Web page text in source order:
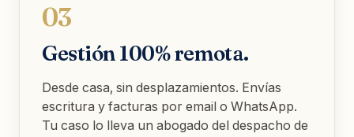
03
Gestión 100% remota.
Desde casa, sin desplazamientos. Envías
escritura y facturas por email o WhatsApp.
Tu caso lo lleva un abogado del despacho de